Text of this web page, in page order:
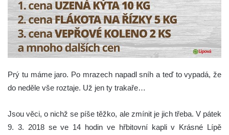
Prý tu máme jaro. Po mrazech napadl sníh a teď to vypadá, že
do neděle vše roztaje. Už jen ty trakaře…
Jsou věci, o nichž se píše těžko, ale zmínit je jich třeba. V pátek
9. 3. 2018 se ve 14 hodin ve hřbitovní kapli v Krásné Lípě